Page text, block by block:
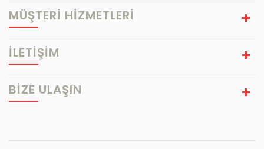
MÜŞTERİ HİZMETLERİ
İLETİŞİM
BIZE ULAŞIN